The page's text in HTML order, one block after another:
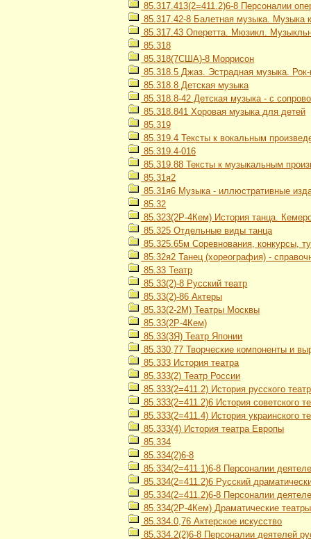
85.317.413(2=411.2)6-8 Персоналии
85.317.42-8 Балетная музыка. Музыка
85.317.43 Оперетта. Мюзикл.
85.318
85.318(7США)-8 Моррисон
85.318.5 Джаз. Эстрадная музыка.
85.318.8 Детская музыка
85.318.8-42 Детская музыка - с
85.318.841 Хоровая музыка для детей
85.319
85.319.4 Тексты к вокальным
85.319.4-016
85.319.88 Тексты к музыкальным
85.31я2
85.31я6 Музыка - иллюстративные
85.32
85.323(2Р-4Кем) История танца.
85.325 Отдельные виды танца
85.325.65м Соревнования, конкурсы,
85.32я2 Танец (хореография) -
85.33 Театр
85.33(2)-8 Русский театр
85.33(2)-86 Актеры
85.33(2-2М) Театры Москвы
85.33(2Р-4Кем)
85.33(3Я) Театр Японии
85.330,77 Творческие компоненты и
85.333 История театра
85.333(2) Театр России
85.333(2=411.2) История русского
85.333(2=411.2)6 История советского
85.333(2=411.4) История украинского
85.333(4) История театра Европы
85.334
85.334(2)6-8
85.334(2=411.1)6-8 Персоналии
85.334(2=411.2)6 Русский
85.334(2=411.2)6-8 Персоналии
85.334(2Р-4Кем) Драматические
85.334.0,76 Актерское искусство
85.334.2(2)6-8 Персоналии деятелей